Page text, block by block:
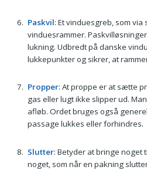
Paskvil: Et vinduesgreb, som
vinduesrammer.
lukning. Udbredt på danske
lukkepunkter og sikrer, at
Propper: At proppe er at sætte
gas eller lugt ikke slipper ud.
afløb. Ordet bruges også
passage lukkes eller forhindres.
Slutter: Betyder at bringe noget
noget, som når en pakning